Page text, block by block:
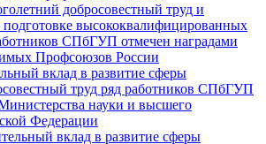
добросовестный труд и
высококвалифицированных
СПбГУП отмечен наградами
Профсоюзов России
вклад в развитие сферы